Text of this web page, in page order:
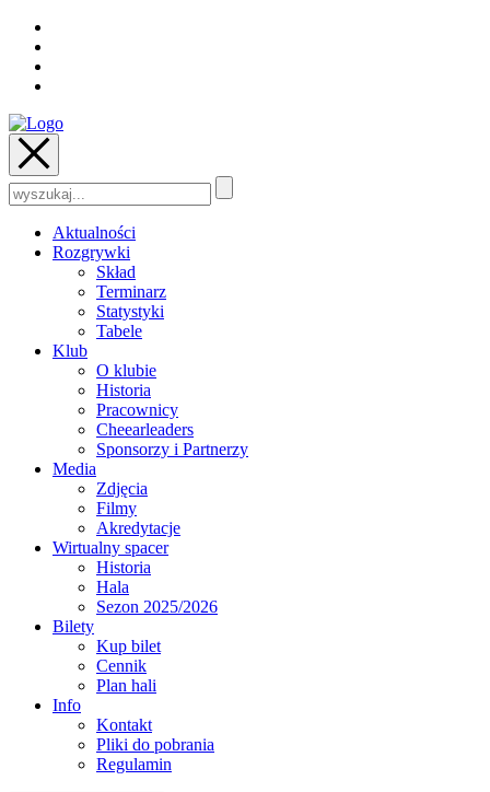
Szukaj:
Aktualności
Rozgrywki
Skład
Terminarz
Statystyki
Tabele
Klub
O klubie
Historia
Pracownicy
Cheearleaders
Sponsorzy i Partnerzy
Media
Zdjęcia
Filmy
Akredytacje
Wirtualny spacer
Historia
Hala
Sezon 2025/2026
Bilety
Kup bilet
Cennik
Plan hali
Info
Kontakt
Pliki do pobrania
Regulamin